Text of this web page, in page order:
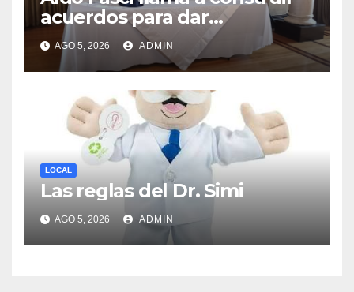
acuerdos para dar
gobernabilidad a Nuevo
León
AGO 5, 2026 ADMIN
LOCAL
Las reglas del Dr. Simi
AGO 5, 2026 ADMIN